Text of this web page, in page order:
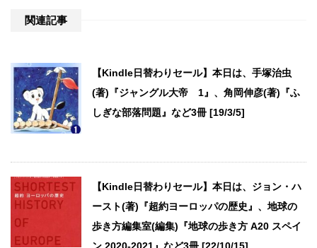
関連記事
【Kindle日替わりセール】本日は、手塚治虫
(著)『ジャングル大帝 1』、角岡伸彦(著)『ふ
しぎな部落問題』など3冊 [19/3/5]
【Kindle日替わりセール】本日は、ジョン・ハ
ースト(著)『超約ヨーロッパの歴史』、地球の
歩き方編集室(編集)『地球の歩き方 A20 スペイ